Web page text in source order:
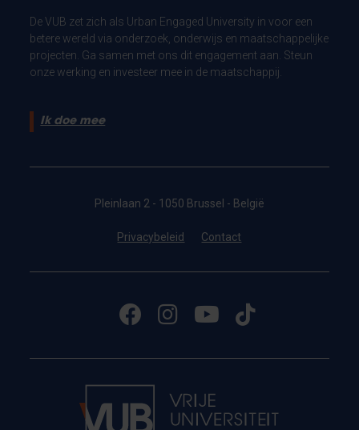
De VUB zet zich als Urban Engaged University in voor een
betere wereld via onderzoek, onderwijs en maatschappelijke
projecten. Ga samen met ons dit engagement aan. Steun
onze werking en investeer mee in de maatschappij.
Ik doe mee
Pleinlaan 2 - 1050 Brussel - België
Privacybeleid Contact